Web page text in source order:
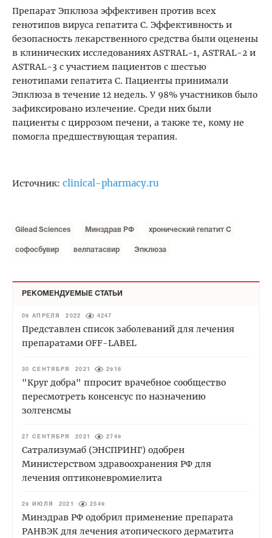
Препарат Эпклюза эффективен против всех
генотипов вируса гепатита С. Эффективность и
безопасность лекарственного средства были оценены
в клинических исследованиях ASTRAL-1, ASTRAL-2 и
ASTRAL-3 с участием пациентов с шестью
генотипами гепатита С. Пациенты принимали
Эпклюза в течение 12 недель. У 98% участников было
зафиксировано излечение. Среди них были
пациенты с циррозом печени, а также те, кому не
помогла предшествующая терапия.
Источник: clinical-pharmacy.ru
Gilead Sciences Минздрав РФ хронический гепатит С
софосбувир велпатасвир Эпклюза
РЕКОМЕНДУЕМЫЕ СТАТЬИ
09 АПРЕЛЯ 2022 4247
Представлен список заболеваний для лечения
препаратами OFF-LABEL
30 СЕНТЯБРЯ 2021 2916
"Круг добра" ппросит врачебное сообщество
пересмотреть консенсус по назначению
золгенсмы
27 СЕНТЯБРЯ 2021 2749
Сатрализумаб (ЭНСПРИНГ) одобрен
Министерством здравоохранения РФ для
лечения оптиконевромиелита
29 ИЮЛЯ 2021 2549
Минздрав РФ одобрил применение препарата
РАНВЭК для лечения атопического дерматита